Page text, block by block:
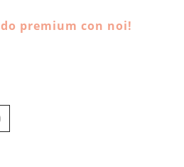
premium con noi!